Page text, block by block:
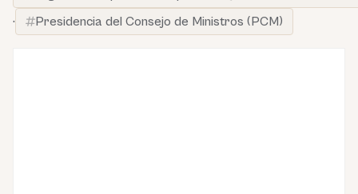
·
Presidencia del Consejo de Ministros (PCM)